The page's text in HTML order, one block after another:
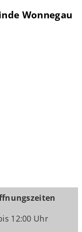
Wonnegau
12:00 Uhr